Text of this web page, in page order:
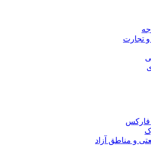
تجارت
فارکس
و مناطق آزاد